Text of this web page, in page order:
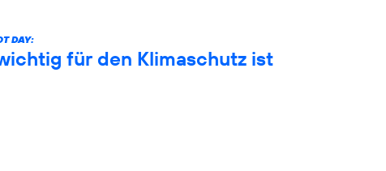
DAY:
für den Klimaschutz ist